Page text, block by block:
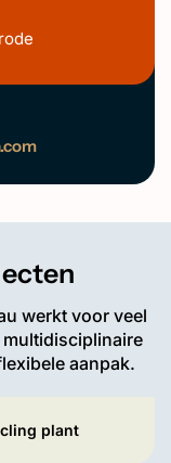
werkt voor veel
aanpak.
plant